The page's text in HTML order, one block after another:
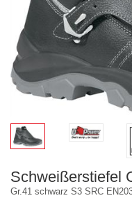
Schweißerstiefel
Gr.41 schwarz S3 SRC